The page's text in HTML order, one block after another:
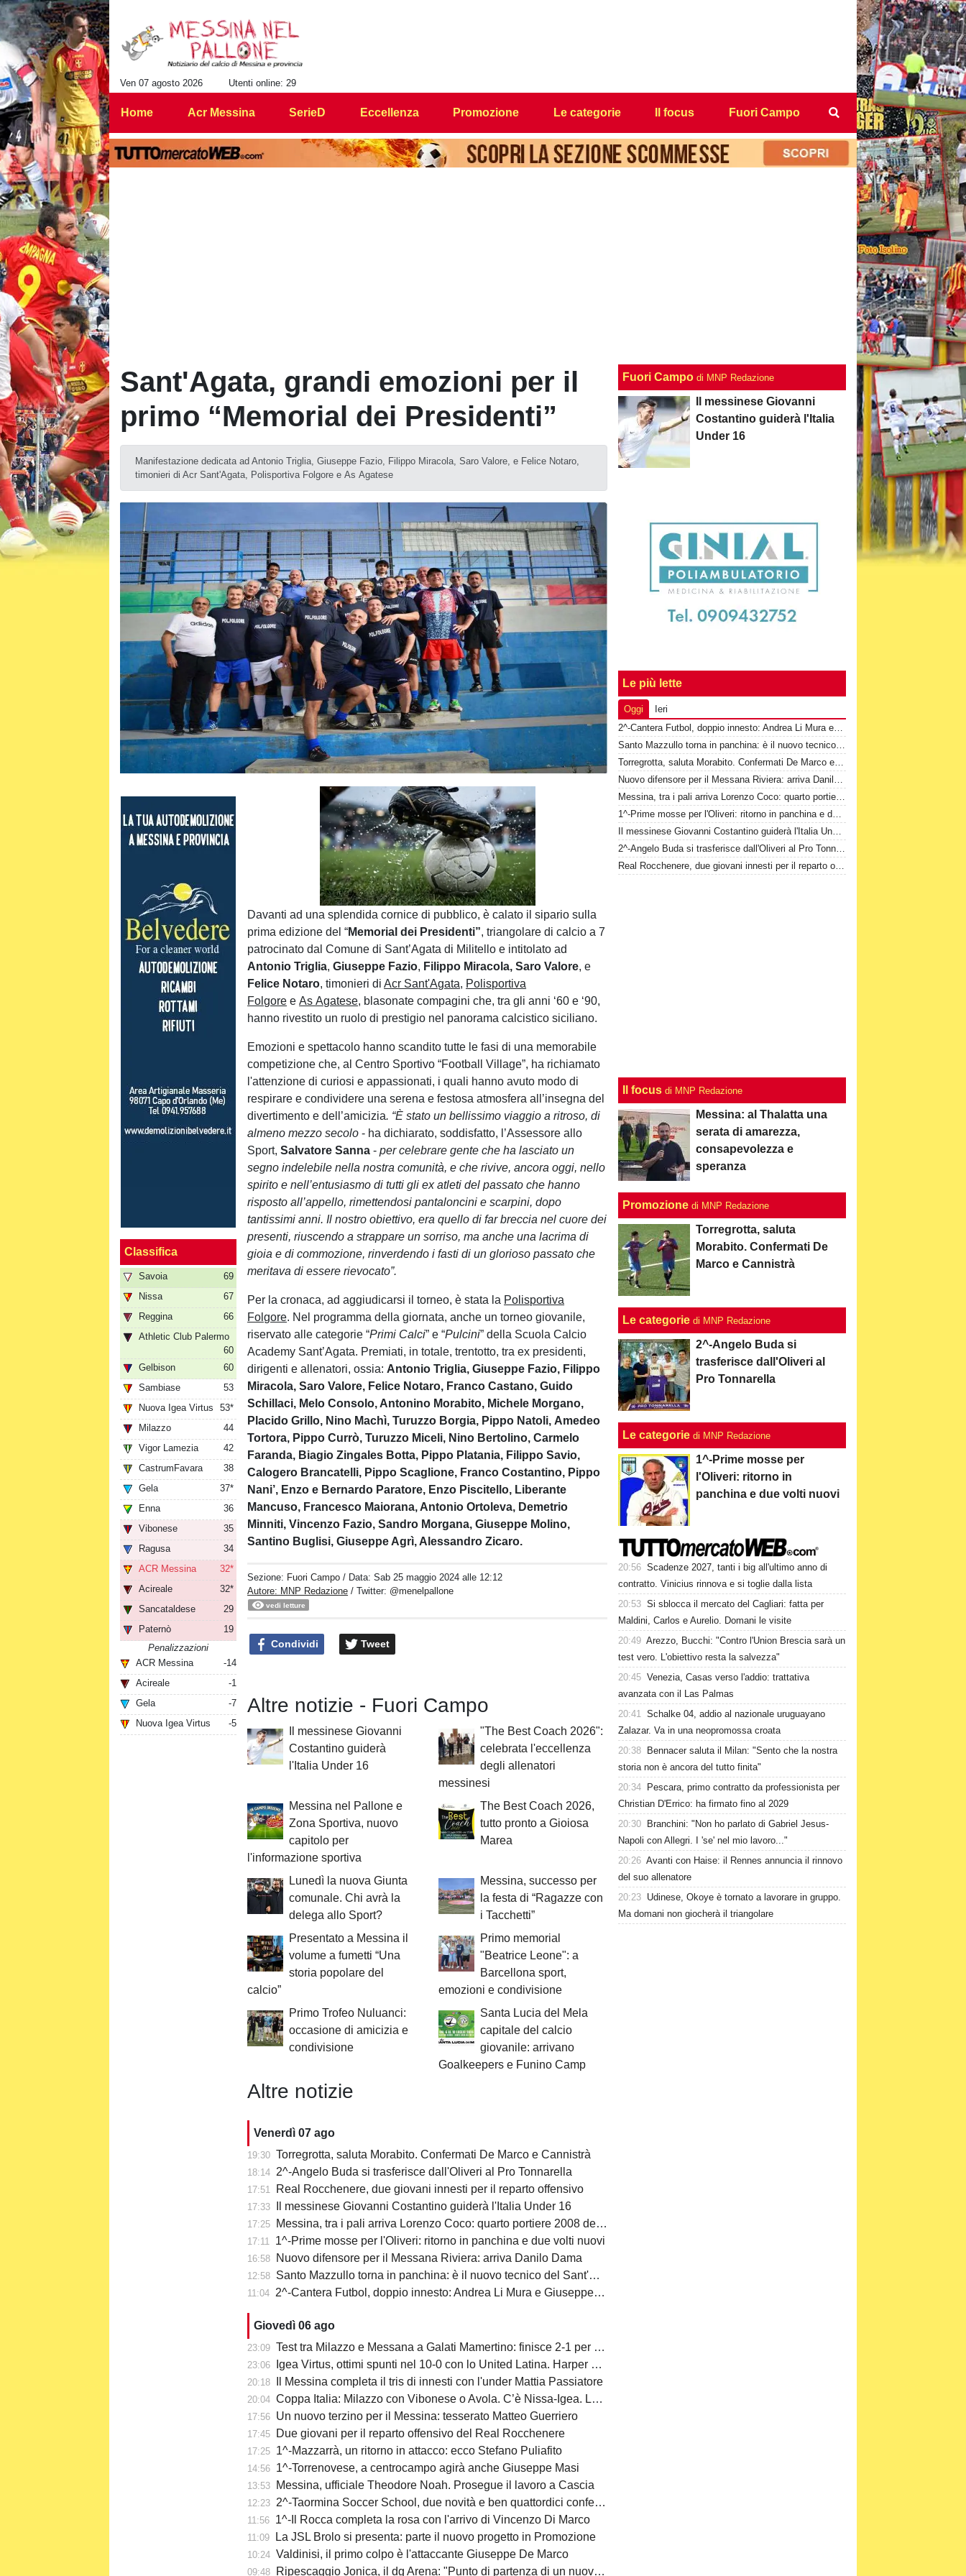
Ven 07 agosto 2026 Utenti online: 29
Home Acr Messina SerieD Eccellenza Promozione Le categorie Il focus Fuori Campo
Sant'Agata, grandi emozioni per il
primo “Memorial dei Presidenti”
Manifestazione dedicata ad Antonio Triglia, Giuseppe Fazio, Filippo Miracola, Saro Valore, e Felice Notaro,
timonieri di Acr Sant'Agata, Polisportiva Folgore e As Agatese
Classifica
Savoia
69
Nissa
67
Reggina
66
Athletic Club Palermo
60
Gelbison
60
Sambiase
53
Nuova Igea Virtus
53*
Milazzo
44
Vigor Lamezia
42
CastrumFavara
38
Gela
37*
Enna
36
Vibonese
35
Ragusa
34
ACR Messina
32*
Acireale
32*
Sancataldese
29
Paternò
19
Penalizzazioni
ACR Messina
-14
Acireale
-1
Gela
-7
Nuova Igea Virtus
-5
Unmute
Loaded:
100.00%
Davanti ad una splendida cornice di pubblico, è calato il sipario sulla
prima edizione del “Memorial dei Presidenti”, triangolare di calcio a 7
patrocinato dal Comune di Sant’Agata di Militello e intitolato ad
Antonio Triglia,Giuseppe Fazio, Filippo Miracola,Saro Valore, e
Felice Notaro, timonieri diAcr Sant'Agata, Polisportiva
Folgore eAs Agatese, blasonate compagini che, tra gli anni ‘60 e ‘90,
hanno rivestito un ruolo di prestigio nel panorama calcistico siciliano.
Emozioni e spettacolo hanno scandito tutte le fasi di una memorabile
competizione che, al Centro Sportivo “Football Village”, ha richiamato
l'attenzione di curiosi e appassionati, i quali hanno avuto modo di
respirare e condividere una serena e festosa atmosfera all’insegna del
divertimento e dell’amicizia. “È stato un bellissimo viaggio a ritroso, di
almeno mezzo secolo - ha dichiarato, soddisfatto, l’Assessore allo
Sport,SalvatoreSanna-per celebrare gente che ha lasciato un
segno indelebile nella nostra comunità, e che rivive, ancora oggi, nello
spirito e nell’entusiasmo di tutti gli ex atleti del passato che hanno
risposto all’appello, rimettendosi pantaloncini e scarpini, dopo
tantissimi anni. Il nostro obiettivo, era quello di far breccia nel cuore dei
presenti, riuscendo a strappare un sorriso, ma anche una lacrima di
gioia e di commozione, rinverdendo i fasti di un glorioso passato che
meritava di essere rievocato”.
Per la cronaca, ad aggiudicarsi il torneo, è stata la Polisportiva
Folgore. Nel programma della giornata, anche un torneo giovanile,
riservato alle categorie “Primi Calci” e “Pulcini” della Scuola Calcio
Academy Sant’Agata. Premiati, in totale, trentotto, tra ex presidenti,
dirigenti e allenatori, ossia: Antonio Triglia, Giuseppe Fazio, Filippo
Miracola, Saro Valore, Felice Notaro, Franco Castano, Guido
Schillaci, Melo Consolo, Antonino Morabito, Michele Morgano,
Placido Grillo, Nino Machì, Turuzzo Borgia, Pippo Natoli, Amedeo
Tortora, Pippo Currò, Turuzzo Miceli, Nino Bertolino, Carmelo
Faranda, Biagio Zingales Botta, Pippo Platania, Filippo Savio,
Calogero Brancatelli, Pippo Scaglione, Franco Costantino, Pippo
Nani’, Enzo e Bernardo Paratore, Enzo Piscitello, Liberante
Mancuso, Francesco Maiorana, Antonio Ortoleva, Demetrio
Minniti, Vincenzo Fazio, Sandro Morgana, Giuseppe Molino,
Santino Buglisi, Giuseppe Agrì, Alessandro Zicaro.
Sezione: Fuori Campo / Data:Sab 25 maggio 2024 alle 12:12
Autore: MNP Redazione / Twitter: @menelpallone
vedi letture
Condividi Tweet
Altre notizie - Fuori Campo
Il messinese Giovanni
Costantino guiderà
l'Italia Under 16
"The Best Coach 2026":
celebrata l'eccellenza
degli allenatori
messinesi
Messina nel Pallone e
Zona Sportiva, nuovo
capitolo per
l'informazione sportiva
The Best Coach 2026,
tutto pronto a Gioiosa
Marea
Lunedì la nuova Giunta
comunale. Chi avrà la
delega allo Sport?
Messina, successo per
la festa di “Ragazze con
i Tacchetti”
Presentato a Messina il
volume a fumetti “Una
storia popolare del
calcio”
Primo memorial
"Beatrice Leone": a
Barcellona sport,
emozioni e condivisione
Primo Trofeo Nuluanci:
occasione di amicizia e
condivisione
Santa Lucia del Mela
capitale del calcio
giovanile: arrivano
Goalkeepers e Funino Camp
Altre notizie
Venerdì 07 ago
19:30 Torregrotta, saluta Morabito. Confermati De Marco e Cannistrà
18:14 2^-Angelo Buda si trasferisce dall'Oliveri al Pro Tonnarella
17:51 Real Rocchenere, due giovani innesti per il reparto offensivo
17:33 Il messinese Giovanni Costantino guiderà l'Italia Under 16
17:25 Messina, tra i pali arriva Lorenzo Coco: quarto portiere 2008 della rosa
17:11 1^-Prime mosse per l'Oliveri: ritorno in panchina e due volti nuovi
16:58 Nuovo difensore per il Messana Riviera: arriva Danilo Dama
12:58 Santo Mazzullo torna in panchina: è il nuovo tecnico del Sant'Alessio Tre Torri
11:04 2^-Cantera Futbol, doppio innesto: Andrea Li Mura e Giuseppe Tomasello
Giovedì 06 ago
23:09 Test tra Milazzo e Messana a Galati Mamertino: finisce 2-1 per i rossoblù
23:06 Igea Virtus, ottimi spunti nel 10-0 con lo United Latina. Harper scatenato
20:18 Il Messina completa il tris di innesti con l'under Mattia Passiatore
20:04 Coppa Italia: Milazzo con Vibonese o Avola. C’è Nissa-Igea. Lunedì i calendari
17:56 Un nuovo terzino per il Messina: tesserato Matteo Guerriero
17:45 Due giovani per il reparto offensivo del Real Rocchenere
17:25 1^-Mazzarrà, un ritorno in attacco: ecco Stefano Puliafito
14:56 1^-Torrenovese, a centrocampo agirà anche Giuseppe Masi
13:53 Messina, ufficiale Theodore Noah. Prosegue il lavoro a Cascia
12:23 2^-Taormina Soccer School, due novità e ben quattordici conferme
11:56 1^-Il Rocca completa la rosa con l'arrivo di Vincenzo Di Marco
11:09 La JSL Brolo si presenta: parte il nuovo progetto in Promozione
10:24 Valdinisi, il primo colpo è l'attaccante Giuseppe De Marco
09:48 Ripescaggio Jonica, il dg Arena: "Punto di partenza di un nuovo percorso"
Fuori Campo di MNP Redazione
Il messinese Giovanni
Costantino guiderà l'Italia
Under 16
Le più lette
Oggi
Ieri
2^-Cantera Futbol, doppio innesto: Andrea Li Mura e Giuseppe Tomasello
Santo Mazzullo torna in panchina: è il nuovo tecnico del Sant'Alessio Tre Torri
Torregrotta, saluta Morabito. Confermati De Marco e Cannistrà
Nuovo difensore per il Messana Riviera: arriva Danilo Dama
Messina, tra i pali arriva Lorenzo Coco: quarto portiere 2008 della rosa
1^-Prime mosse per l'Oliveri: ritorno in panchina e due volti nuovi
Il messinese Giovanni Costantino guiderà l'Italia Under 16
2^-Angelo Buda si trasferisce dall'Oliveri al Pro Tonnarella
Real Rocchenere, due giovani innesti per il reparto offensivo
Il focus di MNP Redazione
Messina: al Thalatta una
serata di amarezza,
consapevolezza e
speranza
Promozione di MNP Redazione
Torregrotta, saluta
Morabito. Confermati De
Marco e Cannistrà
Le categorie di MNP Redazione
2^-Angelo Buda si
trasferisce dall'Oliveri al
Pro Tonnarella
Le categorie di MNP Redazione
1^-Prime mosse per
l'Oliveri: ritorno in
panchina e due volti nuovi
20:56 Scadenze 2027, tanti i big all'ultimo anno di
contratto. Vinicius rinnova e si toglie dalla lista
20:53 Si sblocca il mercato del Cagliari: fatta per
Maldini, Carlos e Aurelio. Domani le visite
20:49 Arezzo, Bucchi: "Contro l'Union Brescia sarà un
test vero. L'obiettivo resta la salvezza"
20:45 Venezia, Casas verso l'addio: trattativa
avanzata con il Las Palmas
20:41 Schalke 04, addio al nazionale uruguayano
Zalazar. Va in una neopromossa croata
20:38
Bennacer saluta il Milan: "Sento che la nostra
storia non è ancora del tutto finita"
20:34
Pescara, primo contratto da professionista per
Christian D'Errico: ha firmato fino al 2029
20:30
Branchini: "Non ho parlato di Gabriel Jesus-
Napoli con Allegri. I 'se' nel mio lavoro..."
20:26 Avanti con Haise: il Rennes annuncia il rinnovo
del suo allenatore
20:23 Udinese, Okoye è tornato a lavorare in gruppo.
Ma domani non giocherà il triangolare